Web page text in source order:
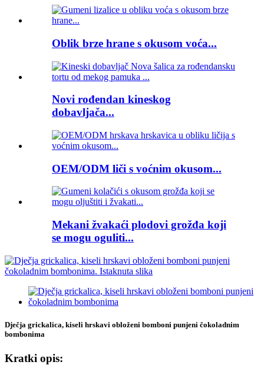
Oblik brze hrane s okusom voća...
Novi rođendan kineskog
dobavljača...
OEM/ODM liči s voćnim okusom...
Mekani žvakaći plodovi grožđa koji
se mogu oguliti...
Dječja grickalica, kiseli hrskavi obloženi bomboni punjeni čokoladnim
bombonima
Kratki opis: